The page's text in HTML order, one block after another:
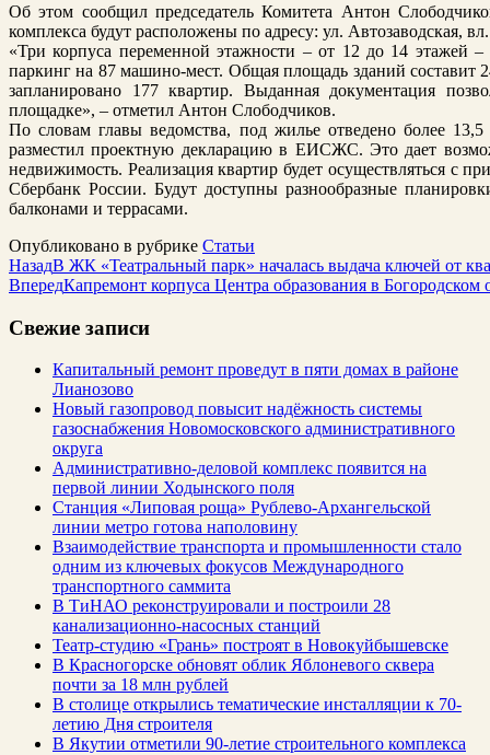
Об этом сообщил председатель Комитета Антон
комплекса будут расположены по адресу: ул. Автозаводская,
«Три корпуса переменной этажности – от 12 до 14 этажей
паркинг на 87 машино-мест. Общая площадь зданий составит
запланировано 177 квартир. Выданная документация
площадке», – отметил Антон Слободчиков.
По словам главы ведомства, под жилье отведено более
разместил проектную декларацию в ЕИСЖС. Это дает
недвижимость. Реализация квартир будет осуществляться с
Сбербанк России. Будут доступны разнообразные
балконами и террасами.
Опубликовано в рубрике Статьи
НазадВ ЖК «Театральный парк» началась выдача ключей от
ВпередКапремонт корпуса Центра образования в Богородском
Свежие записи
Капитальный ремонт проведут в пяти домах в районе
Лианозово
Новый газопровод повысит надёжность системы
газоснабжения Новомосковского административного
округа
Административно-деловой комплекс появится на
первой линии Ходынского поля
Станция «Липовая роща» Рублево-Архангельской
линии метро готова наполовину
Взаимодействие транспорта и промышленности стало
одним из ключевых фокусов Международного
транспортного саммита
В ТиНАО реконструировали и построили 28
канализационно-насосных станций
Театр-студию «Грань» построят в Новокуйбышевске
В Красногорске обновят облик Яблоневого сквера
почти за 18 млн рублей
В столице открылись тематические инсталляции к 70-
летию Дня строителя
В Якутии отметили 90-летие строительного комплекса